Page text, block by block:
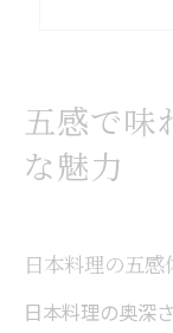
こだわり
食材
和食
五感で味
な魅力
日本料理の五
日本料理の奥深